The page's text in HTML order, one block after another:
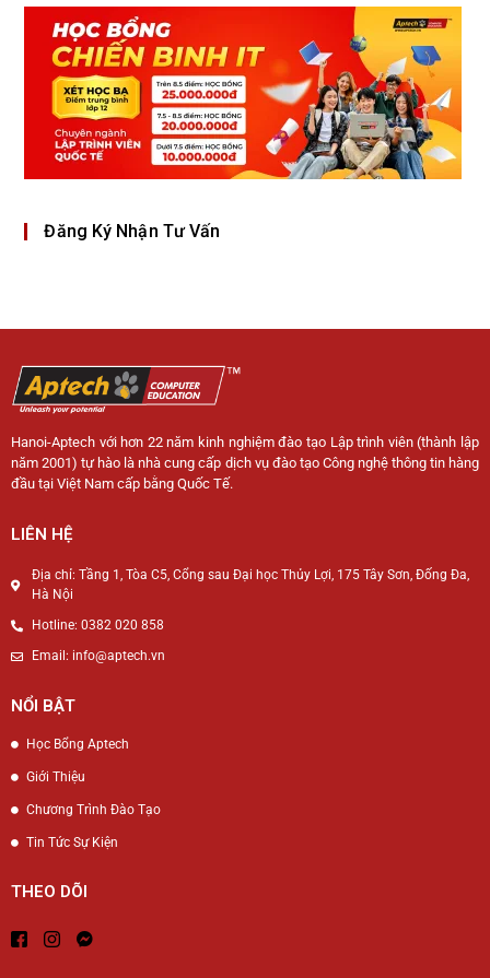
Đăng Ký Nhận Tư Vấn
Hanoi-Aptech với hơn 22 năm kinh nghiệm đào tạo Lập trình viên (thành lập
năm 2001) tự hào là nhà cung cấp dịch vụ đào tạo Công nghệ thông tin hàng
đầu tại Việt Nam cấp bằng Quốc Tế.
LIÊN HỆ
Địa chỉ: Tầng 1, Tòa C5, Cổng sau Đại học Thủy Lợi, 175 Tây Sơn, Đống Đa,
Hà Nội
Hotline: 0382 020 858
Email: info@aptech.vn
NỔI BẬT
Học Bổng Aptech
Giới Thiệu
Chương Trình Đào Tạo
Tin Tức Sự Kiện
THEO DÕI